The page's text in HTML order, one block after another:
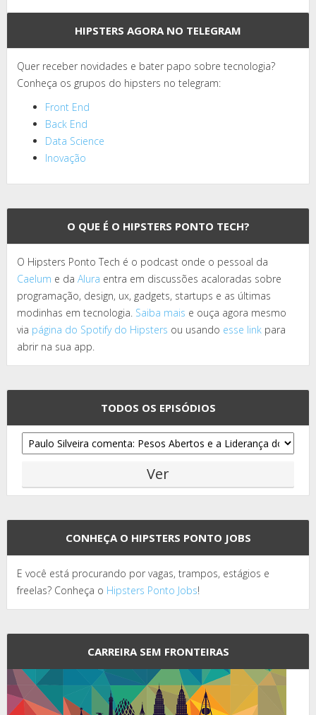
HIPSTERS AGORA NO TELEGRAM
Quer receber novidades e bater papo sobre tecnologia?
Conheça os grupos do hipsters no telegram:
Front End
Back End
Data Science
Inovação
O QUE É O HIPSTERS PONTO TECH?
O Hipsters Ponto Tech é o podcast onde o pessoal da
Caelum e da Alura entra em discussões acaloradas sobre
programação, design, ux, gadgets, startups e as últimas
modinhas em tecnologia. Saiba mais e ouça agora mesmo
via página do Spotify do Hipsters ou usando esse link para
abrir na sua app.
TODOS OS EPISÓDIOS
CONHEÇA O HIPSTERS PONTO JOBS
E você está procurando por vagas, trampos, estágios e
freelas? Conheça o Hipsters Ponto Jobs!
CARREIRA SEM FRONTEIRAS